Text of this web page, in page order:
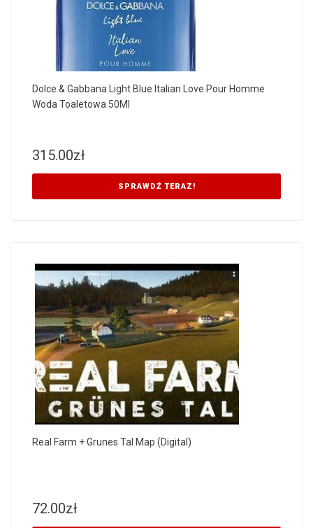
Dolce & Gabbana Light Blue Italian Love Pour Homme
Woda Toaletowa 50Ml
315.00zł
SPRAWDŹ TERAZ!
Real Farm + Grunes Tal Map (Digital)
72.00zł